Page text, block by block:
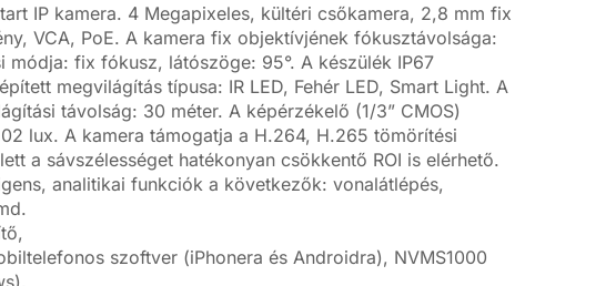
IP kamera. 4 Megapixeles, kültéri csőkamera, 2,8 mm fix
VCA, PoE. A kamera fix objektívjének fókusztávolsága:
módja: fix fókusz, látószöge: 95°. A készülék IP67
megvilágítás típusa: IR LED, Fehér LED, Smart Light. A
távolság: 30 méter. A képérzékelő (1/3” CMOS)
lux. A kamera támogatja a H.264, H.265 tömörítési
a sávszélességet hatékonyan csökkentő ROI is elérhető.
analitikai funkciók a következők: vonalátlépés,
szoftver (iPhonera és Androidra), NVMS1000